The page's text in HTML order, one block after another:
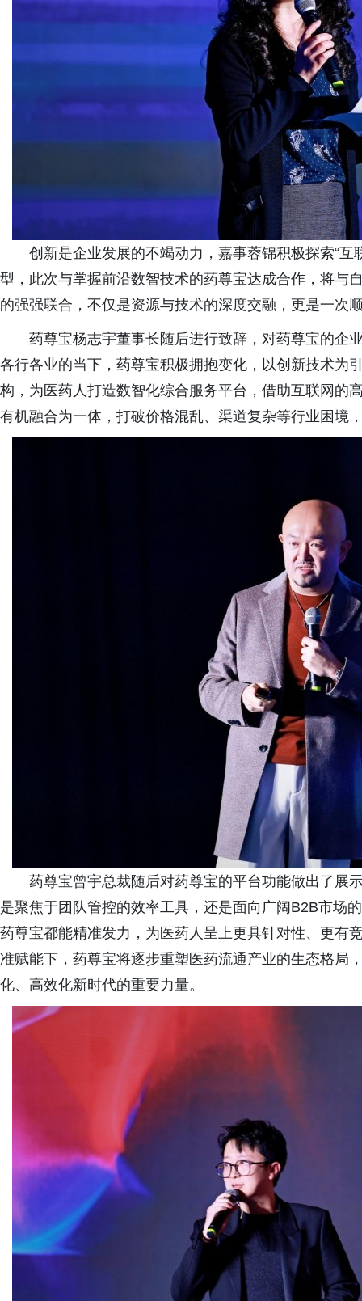
创新是企业发展的不竭动力，嘉事蓉锦积极探索“
型，此次与掌握前沿数智技术的药尊宝达成合作，将与
的强强联合，不仅是资源与技术的深度交融，更是一次
药尊宝杨志宇董事长随后进行致辞，对药尊宝的企
各行各业的当下，药尊宝积极拥抱变化，以创新技术为
构，为医药人打造数智化综合服务平台，借助互联网的
有机融合为一体，打破价格混乱、渠道复杂等行业困境
药尊宝曾宇总裁随后对药尊宝的平台功能做出了
是聚焦于团队管控的效率工具，还是面向广阔B2B市场
药尊宝都能精准发力，为医药人呈上更具针对性、更有
准赋能下，药尊宝将逐步重塑医药流通产业的生态格局
化、高效化新时代的重要力量。